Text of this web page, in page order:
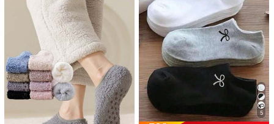
-16% 1/3/5/10/15/30 pares de calcetines de mujer con cara linda de unicolor negro, blanco y gris, calcetines cortos para hombre, calcetines de barco para mujer, calcetines lindos para niñas, calcetines para niños, calcetines para estudiantes, calcetines cortos casuales y transpirables, calcetines cortos para mujer, calcetines invisibles de tobillo de corte bajo, simples, cómodos, casuales y versátiles, calcetines de barco para verano y otoño, adecuados para uso diario en el hogar y atuendos de viaje.
$2.008
Estimado
5